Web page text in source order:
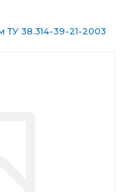
ТУ 38.314-39-21-2003